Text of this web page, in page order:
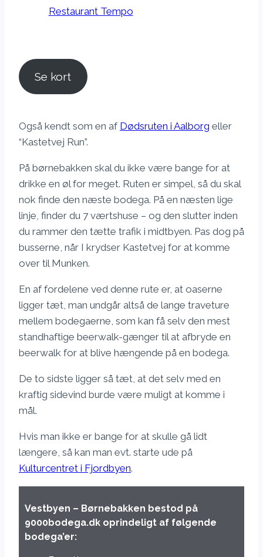
Restaurant Tempo
Se kort
Også kendt som en af Dødsruten i Aalborg eller
“Kastetvej Run”.
På børnebakken skal du ikke være bange for at
drikke en øl for meget. Ruten er simpel, så du skal
nok finde den næste bodega. På en næsten lige
linje, finder du 7 værtshuse – og den slutter inden
du rammer den tætte trafik i midtbyen. Pas dog på
busserne, når I krydser Kastetvej for at komme
over til Munken.
En af fordelene ved denne rute er, at oaserne
ligger tæt, man undgår altså de lange traveture
mellem bodegaerne, som kan få selv den mest
standhaftige beerwalk-gænger til at afbryde en
beerwalk for at blive hængende på en bodega.
De to sidste ligger så tæt, at det selv med en
kraftig sidevind burde være muligt at komme i
mål.
Hvis man ikke er bange for at skulle gå lidt
længere, så kan man evt. starte ude på
Kulturcentret i Fjordbyen.
Vestbyen – Børnebakken bestod på
9000bodega.dk oprindeligt af følgende
bodega’er: